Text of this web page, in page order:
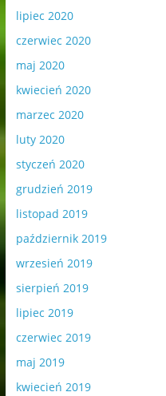
lipiec 2020
czerwiec 2020
maj 2020
kwiecień 2020
marzec 2020
luty 2020
styczeń 2020
grudzień 2019
listopad 2019
październik 2019
wrzesień 2019
sierpień 2019
lipiec 2019
czerwiec 2019
maj 2019
kwiecień 2019